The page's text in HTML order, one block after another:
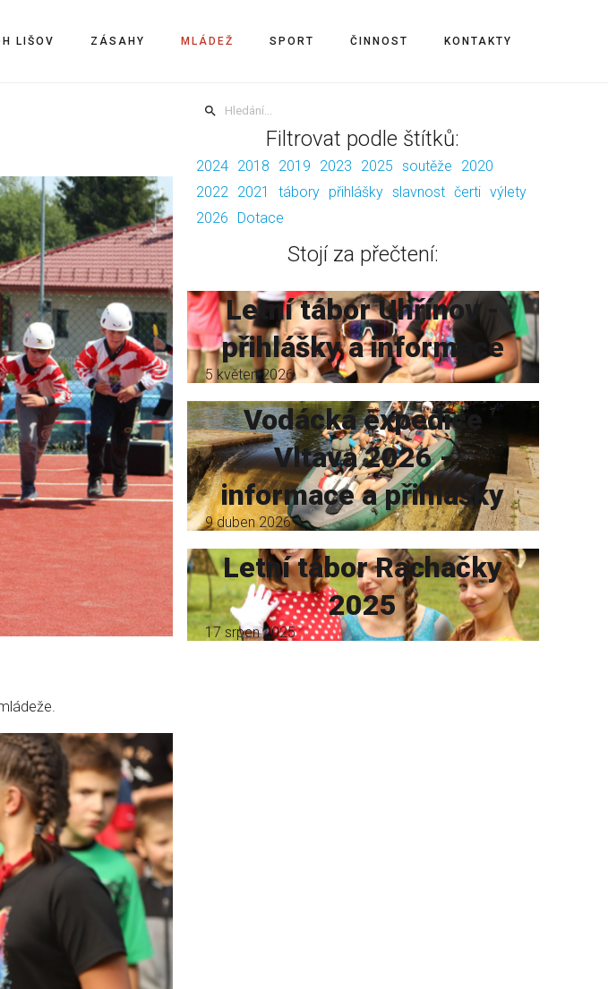
LIŠOV ZÁSAHY MLÁDEŽ SPORT ČINNOST KONTAKTY
Filtrovat podle štítků:
2024 2018 2019 2023 2025 soutěže
2020
2022
2021 tábory přihlášky slavnost čerti výlety
2026
Dotace
Stojí za přečtení:
Letní tábor Uhřínov -
přihlášky a informace
5 květen 2026
Vodácká expedice
Vltava 2026 -
informace a přihlášky
9 duben 2026
Letní tábor Rachačky
2025
17 srpen 2025